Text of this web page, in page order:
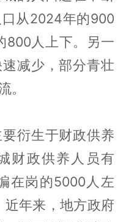
从2024年的900
800人上下。另一
减少，部分青壮
。
衍生于财政供养
财政供养人员有
在岗的5000人左
年来，地方政府